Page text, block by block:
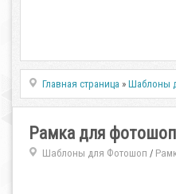
Главная страница »Шаблоны
Рамка для
Шаблоны для Фотошоп /